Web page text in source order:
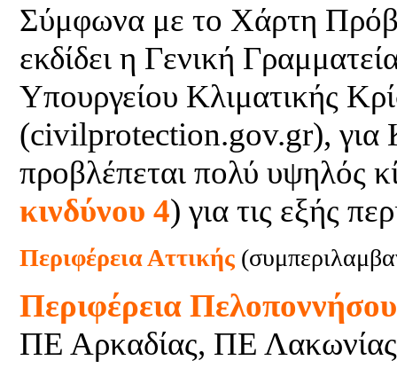
Σύμφωνα με το Χάρτη
εκδίδει η Γενική
Υπουργείου Κλιματικής
(civilprotection.gov.gr), για
προβλέπεται πολύ υψηλός
κινδύνου 4) για τις εξής
Περιφέρεια Αττικής
Περιφέρεια Πελοποννήσου
ΠΕ Αρκαδίας, ΠΕ